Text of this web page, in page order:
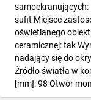
sufit Miejsce
oświetlanego
ceramicznej: tak
nadający się do
Źródło światła w
[mm]: 98 Otwór